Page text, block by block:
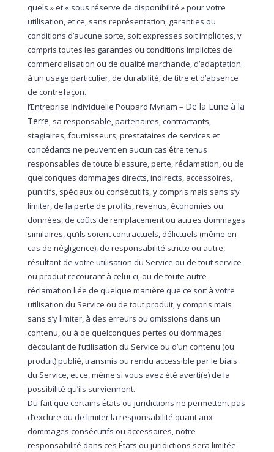
quels » et « sous réserve de disponibilité » pour votre
utilisation, et ce, sans représentation, garanties ou
conditions d’aucune sorte, soit expresses soit implicites, y
compris toutes les garanties ou conditions implicites de
commercialisation ou de qualité marchande, d’adaptation
à un usage particulier, de durabilité, de titre et d’absence
de contrefaçon.
l’Entreprise Individuelle Poupard Myriam – De la Lune à la
Terre, sa responsable, partenaires, contractants,
stagiaires, fournisseurs, prestataires de services et
concédants ne peuvent en aucun cas être tenus
responsables de toute blessure, perte, réclamation, ou de
quelconques dommages directs, indirects, accessoires,
punitifs, spéciaux ou consécutifs, y compris mais sans s’y
limiter, de la perte de profits, revenus, économies ou
données, de coûts de remplacement ou autres dommages
similaires, qu’ils soient contractuels, délictuels (même en
cas de négligence), de responsabilité stricte ou autre,
résultant de votre utilisation du Service ou de tout service
ou produit recourant à celui-ci, ou de toute autre
réclamation liée de quelque manière que ce soit à votre
utilisation du Service ou de tout produit, y compris mais
sans s’y limiter, à des erreurs ou omissions dans un
contenu, ou à de quelconques pertes ou dommages
découlant de l’utilisation du Service ou d’un contenu (ou
produit) publié, transmis ou rendu accessible par le biais
du Service, et ce, même si vous avez été averti(e) de la
possibilité qu’ils surviennent.
Du fait que certains États ou juridictions ne permettent pas
d’exclure ou de limiter la responsabilité quant aux
dommages consécutifs ou accessoires, notre
responsabilité dans ces États ou juridictions sera limitée